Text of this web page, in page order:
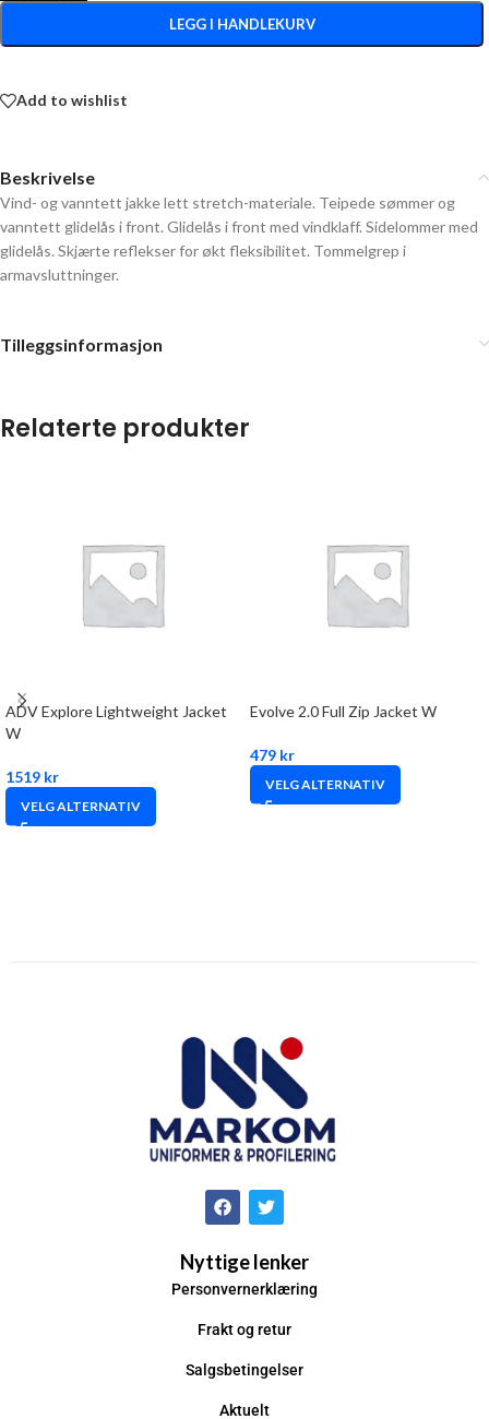
LEGG I HANDLEKURV
Add to wishlist
Beskrivelse
Vind- og vanntett jakke lett stretch-materiale. Teipede sømmer og
vanntett glidelås i front. Glidelås i front med vindklaff. Sidelommer med
glidelås. Skjærte reflekser for økt fleksibilitet. Tommelgrep i
armavsluttninger.
Tilleggsinformasjon
Relaterte produkter
ADV Explore Lightweight Jacket
W
1519 kr
VELG ALTERNATIV
Evolve 2.0 Full Zip Jacket W
479 kr
VELG ALTERNATIV
Nyttige lenker
Personvernerklæring
Frakt og retur
Salgsbetingelser
Aktuelt